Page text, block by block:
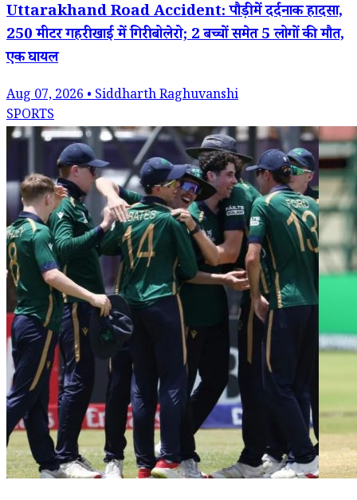
Uttarakhand Road Accident: पौड़ी में दर्दनाक हादसा,
250 मीटर गहरी खाई में गिरी बोलेरो; 2 बच्चों समेत 5 लोगों की मौत,
एक घायल
Aug 07, 2026 • Siddharth Raghuvanshi
SPORTS